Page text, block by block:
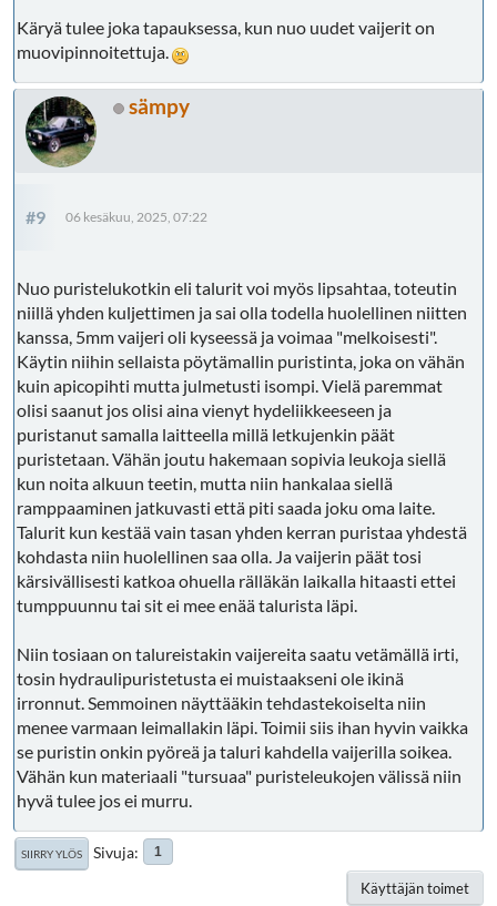
Käryä tulee joka tapauksessa, kun nuo uudet vaijerit on
muovipinnoitettuja.
sämpy
#9 06 kesäkuu, 2025, 07:22
Nuo puristelukotkin eli talurit voi myös lipsahtaa, toteutin
niillä yhden kuljettimen ja sai olla todella huolellinen niitten
kanssa, 5mm vaijeri oli kyseessä ja voimaa "melkoisesti".
Käytin niihin sellaista pöytämallin puristinta, joka on vähän
kuin apicopihti mutta julmetusti isompi. Vielä paremmat
olisi saanut jos olisi aina vienyt hydeliikkeeseen ja
puristanut samalla laitteella millä letkujenkin päät
puristetaan. Vähän joutu hakemaan sopivia leukoja siellä
kun noita alkuun teetin, mutta niin hankalaa siellä
ramppaaminen jatkuvasti että piti saada joku oma laite.
Talurit kun kestää vain tasan yhden kerran puristaa yhdestä
kohdasta niin huolellinen saa olla. Ja vaijerin päät tosi
kärsivällisesti katkoa ohuella rälläkän laikalla hitaasti ettei
tumppuunnu tai sit ei mee enää talurista läpi.
Niin tosiaan on talureistakin vaijereita saatu vetämällä irti,
tosin hydraulipuristetusta ei muistaakseni ole ikinä
irronnut. Semmoinen näyttääkin tehdastekoiselta niin
menee varmaan leimallakin läpi. Toimii siis ihan hyvin vaikka
se puristin onkin pyöreä ja taluri kahdella vaijerilla soikea.
Vähän kun materiaali "tursuaa" puristeleukojen välissä niin
hyvä tulee jos ei murru.
SIIRRY YLÖS Sivuja 1
Käyttäjän toimet